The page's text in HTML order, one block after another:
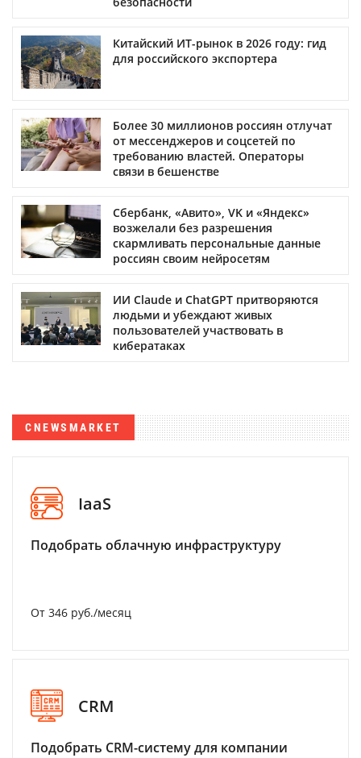
Китайский ИТ-рынок в 2026 году: гид
для российского экспортера
Более 30 миллионов россиян отлучат
от мессенджеров и соцсетей по
требованию властей. Операторы
связи в бешенстве
Сбербанк, «Авито», VK и «Яндекс»
возжелали без разрешения
скармливать персональные данные
россиян своим нейросетям
ИИ Claude и ChatGPT притворяются
людьми и убеждают живых
пользователей участвовать в
кибератаках
CNEWSMARKET
IaaS
Подобрать облачную инфраструктуру
От 346 руб./месяц
CRM
Подобрать CRM-систему для компании